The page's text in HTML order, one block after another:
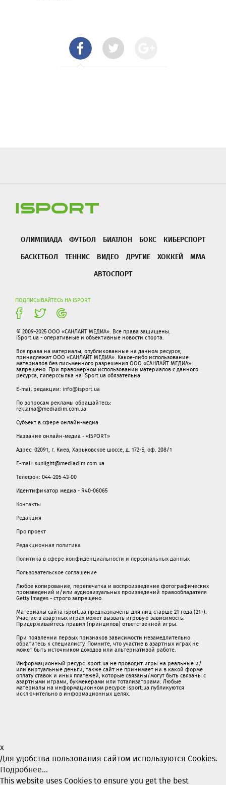
ОЛИМПИАДА ФУТБОЛ БИАТЛОН БОКС
КИБЕРСПОРТ
БАСКЕТБОЛ
ТЕННИС ВИДЕО ДРУГИЕ ХОККЕЙ
ММА
АВТОСПОРТ
ПОДПИСЫВАЙТЕСЬ НА ISPORT
© 2009-2025 ООО «САНЛАЙТ МЕДИА». Все права защищены.
iSport.ua - оперативные и объективные новости спорта.
Все права на материалы, опубликованные на данном ресурсе,
принадлежат ООО «САНЛАЙТ МЕДИА». Какое-либо использование
материалов без письменного разрешения ООО «САНЛАЙТ МЕДИА»
запрещено. При правомерном использовании материалов с данного
ресурса, гиперссылка на iSport.ua обязательна.
E-mail редакции: info@isport.ua
По вопросам рекламы обращайтесь:
reklama@mediadim.com.ua
Субъект в сфере онлайн-медиа
Название онлайн-медиа - «ISPORT»
Адрес: 02091, г. Киев, Харьковское шоссе, д. 172-Б, оф. 208/1
E-mail: sunlight@mediadim.com.ua
Телефон: 044-205-43-00
Идентификатор медиа - R40-06065
Контакты
Редакция
Про проект
Редакционная политика
Политика в сфере конфиденциальности и персональных данных
Пользовательское соглашение
Любое копирование, перепечатка и воспроизведение фотографических
произведений и/или аудиовизуальных произведений правообладателя
Getty Images - строго запрещено.
Материалы сайта isport.ua предназначены для лиц старше 21 года (21+).
Участие в азартных играх может вызвать игровую зависимость.
Придерживайтесь правил (принципов) ответственной игры.
При появлении первых признаков зависимости незамедлительно
обратитесь к специалисту. Помните, что участие в азартных играх не
может быть источником доходов или альтернативой работе.
Информационный ресурс isport.ua не проводит игры на реальные и/
или виртуальные деньги, также сайт не принимает ни в какой форме
oплaту ставок и иных платежей, которые связаны/могут быть связаны c
азартными игрaми, букмекерами или тотализаторами. Любые
материалы на информационном ресурсе isport.ua публикуютcя
исключительно в информационных целях.
x
Для удобства пользования сайтом используются Cookies.
Подробнее...
This website uses Cookies to ensure you get the best